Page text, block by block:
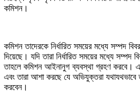
কমিশন।
‎কমিশন তাদেরকে নির্ধারিত সময়ের মধ্যে সম্পদ
দিয়েছে। যদি তারা নির্ধারিত সময়ের মধ্যে সম্পদ
তাহলে কমিশন আইনানুগ ব্যবস্থা গ্রহণ করবে। এ
এবং তারা আশা করছে যে অভিযুক্তরা যথাযথভাবে
করবেন।